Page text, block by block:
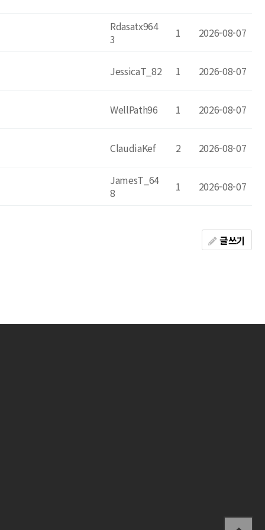
Rdasatx964
3
1 2026-08-07
JessicaT_82 1 2026-08-07
WellPath96 1 2026-08-07
ClaudiaKef 2 2026-08-07
JamesT_64
8
1 2026-08-07
글쓰기